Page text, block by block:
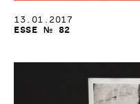
13.01.2017
Esse № 82